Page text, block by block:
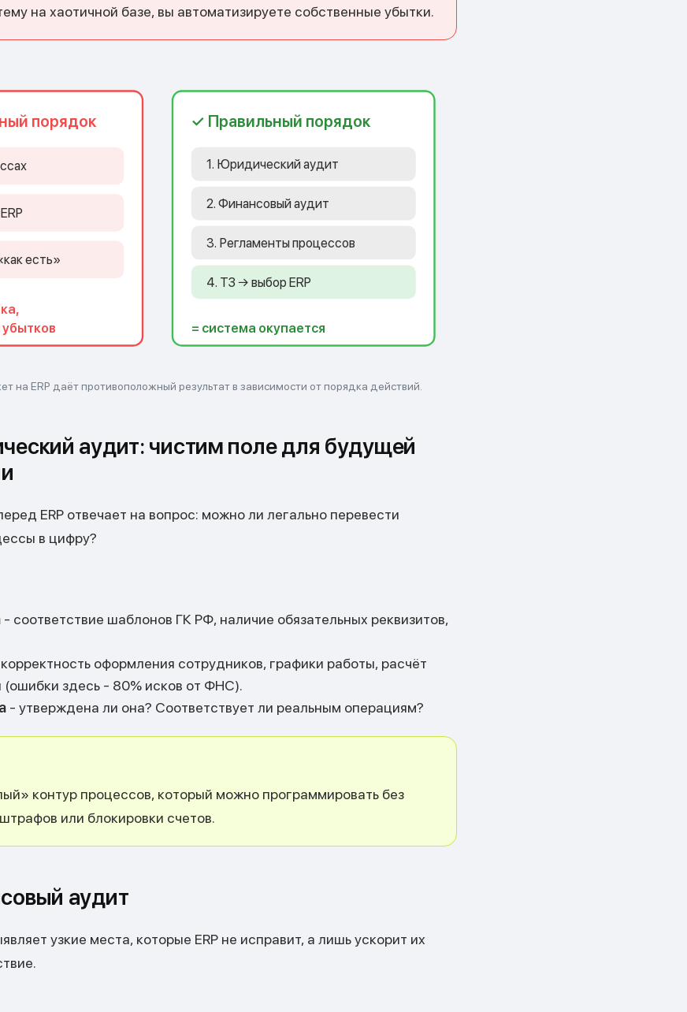
на хаотичной базе, вы автоматизируете собственные убытки.
порядок
есть»
✓ Правильный порядок
1. Юридический аудит
2. Финансовый аудит
3. Регламенты процессов
4. ТЗ → выбор ERP
= система окупается
на ERP даёт противоположный результат в зависимости от порядка действий.
аудит: чистим поле для будущей
ERP отвечает на вопрос: можно ли легально перевести
в цифру?
- соответствие шаблонов ГК РФ, наличие обязательных реквизитов,
оформления сотрудников, графики работы, расчёт
(ошибки здесь - 80% исков от ФНС).
- утверждена ли она? Соответствует ли реальным операциям?
контур процессов, который можно программировать без
или блокировки счетов.
аудит
узкие места, которые ERP не исправит, а лишь ускорит их